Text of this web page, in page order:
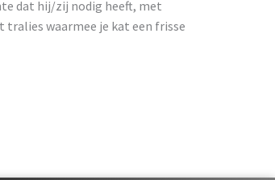
dat hij/zij nodig heeft, met
waarmee je kat een frisse